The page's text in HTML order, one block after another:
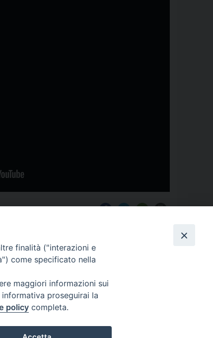
finalità ("interazioni e
come specificato nella
maggiori informazioni sui
proseguirai la
policy completa.